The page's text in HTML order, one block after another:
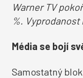
Warner TV
%. Vyprodanost
Média se bojí
Samostatný